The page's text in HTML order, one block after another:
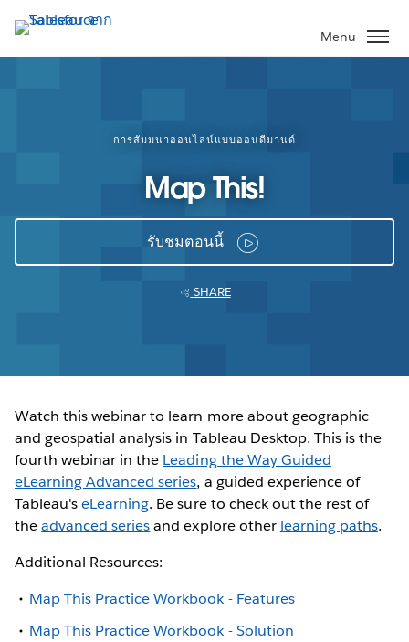
ไป
ที่
Menu
การสัมมนาออนไลน์แบบออนดีมานด์
Map This!
รับชมตอนนี้
SHARE
Watch this webinar to learn more about geographic
and geospatial analysis in Tableau Desktop. This is the
fourth webinar in the Leading the Way Guided
eLearning Advanced series, a guided experience of
Tableau'seLearning. Be sure to check out the rest of
theadvanced seriesand explore other learning paths.
Additional Resources:
Map This Practice Workbook - Features
Map This Practice Workbook - Solution